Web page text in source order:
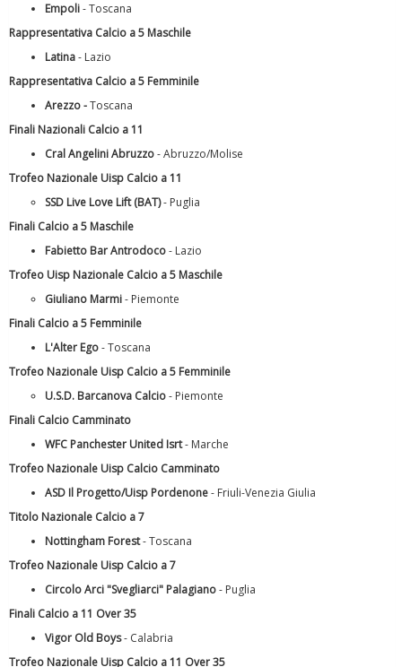
Luglio 2026: "Pensando con i piedi, si possono fare le
rivoluzioni"
Tiziano Pesce a Radio InBlu2000 traccia il bilancio della stagione
Ddl Lobby, Uisp: “Il Parlamento valorizzi le nostre specificità"
Empoli- Toscana
Rappresentativa Calcio a 5 Maschile
Latina- Lazio
Rappresentativa Calcio a 5 Femminile
Arezzo-Toscana
Finali Nazionali Calcio a 11
Cral Angelini Abruzzo- Abruzzo/Molise
Trofeo Nazionale Uisp Calcio a 11
SSD Live Love Lift (BAT)- Puglia
Finali Calcio a 5 Maschile
Fabietto Bar Antrodoco- Lazio
Trofeo Uisp Nazionale Calcio a 5 Maschile
Giuliano Marmi- Piemonte
Finali Calcio a 5 Femminile
L'Alter Ego- Toscana
Trofeo Nazionale Uisp Calcio a 5 Femminile
U.S.D. Barcanova Calcio- Piemonte
Finali Calcio Camminato
WFC Panchester United Isrt- Marche
Trofeo Nazionale Uisp Calcio Camminato
ASD Il Progetto/Uisp Pordenone- Friuli-Venezia Giulia
Titolo Nazionale Calcio a 7
Nottingham Forest- Toscana
Trofeo Nazionale Uisp Calcio a 7
Circolo Arci "Svegliarci" Palagiano- Puglia
Finali Calcio a 11 Over 35
Vigor Old Boys- Calabria
Trofeo Nazionale Uisp Calcio a 11 Over 35